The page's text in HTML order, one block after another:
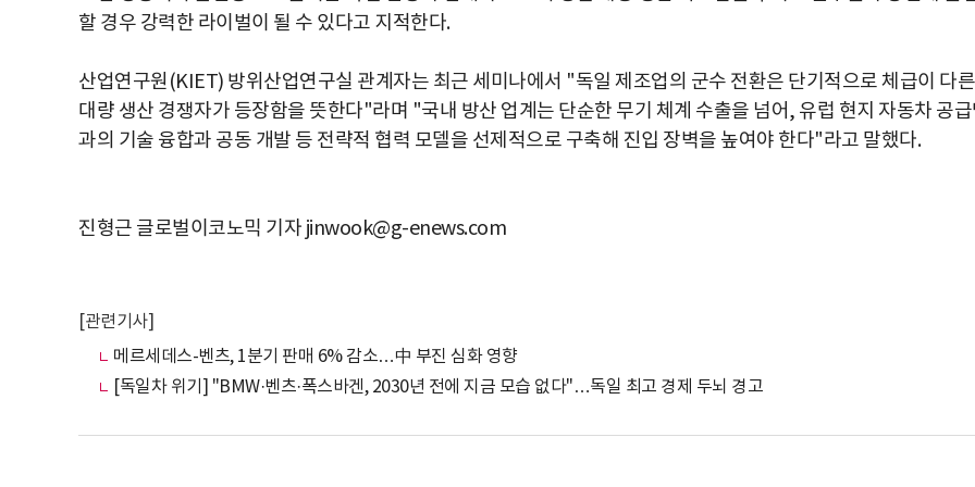
할 경우 강력한 라이벌이 될 수 있다고 지적한다.
산업연구원(KIET) 방위산업연구실 관계자는 최근 세미나에서 "독일 제조업의 군수 전환은 단기적으로 체급이 다른
대량 생산 경쟁자가 등장함을 뜻한다"라며 "국내 방산 업계는 단순한 무기 체계 수출을 넘어, 유럽 현지 자동차 공
과의 기술 융합과 공동 개발 등 전략적 협력 모델을 선제적으로 구축해 진입 장벽을 높여야 한다"라고 말했다.
진형근 글로벌이코노믹 기자 jinwook@g-enews.com
[관련기사]
메르세데스-벤츠, 1분기 판매 6% 감소…中 부진 심화 영향
[독일차 위기] "BMW·벤츠·폭스바겐, 2030년 전에 지금 모습 없다"…독일 최고 경제 두뇌 경고